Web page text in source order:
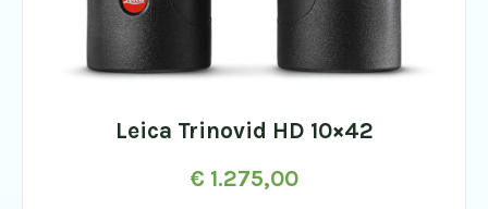
Leica Trinovid HD 10×42
€ 1.275,00